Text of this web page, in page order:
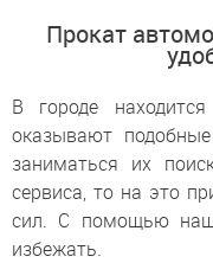
Прокат
В городе
оказывают
заниматься их
сервиса, то на это
сил. С помощью
избежать.